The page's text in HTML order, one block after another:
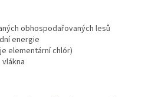
obhospodařovaných lesů
energie
elementární chlór)